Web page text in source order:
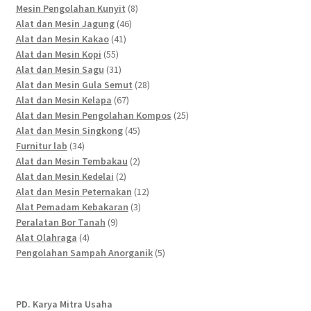
products
Mesin Pengolahan Kunyit 88
Alat dan Mesin Jagung 4646
Alat dan Mesin Kakao 4141
Alat dan Mesin Kopi 5555
products
Alat dan Mesin Sagu 3131
products
Alat dan Mesin Gula Semut 2828
Alat dan Mesin Kelapa 6767
products
Alat dan Mesin Pengolahan Kompos 2525
Alat dan Mesin Singkong 4545
Furnitur lab 3434
products
Alat dan Mesin Tembakau 22
Alat dan Mesin Kedelai 22
products
Alat dan Mesin Peternakan 1212
Alat Pemadam Kebakaran 33
Peralatan Bor Tanah 99
Alat Olahraga 44
products
Pengolahan Sampah Anorganik 55
PD. Karya Mitra Usaha